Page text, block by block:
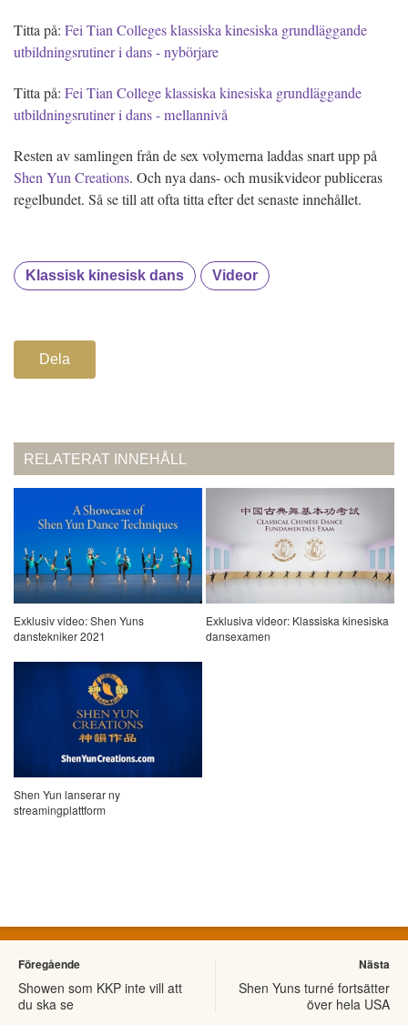
Titta på: Fei Tian Colleges klassiska kinesiska grundläggande
utbildningsrutiner i dans - nybörjare
Titta på: Fei Tian College klassiska kinesiska grundläggande
utbildningsrutiner i dans - mellannivå
Resten av samlingen från de sex volymerna laddas snart upp på
Shen Yun Creations. Och nya dans- och musikvideor publiceras
regelbundet. Så se till att ofta titta efter det senaste innehållet.
Klassisk kinesisk dans Videor
Dela
RELATERAT INNEHÅLL
Exklusiv video: Shen Yuns
danstekniker 2021
Exklusiva videor: Klassiska kinesiska
dansexamen
Shen Yun lanserar ny
streamingplattform
Föregående
Showen som KKP inte vill att
du ska se
Nästa
Shen Yuns turné fortsätter
över hela USA